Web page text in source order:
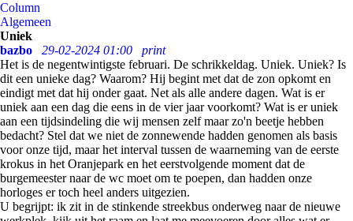
Column
Algemeen
Uniek
bazbo
29-02-2024 01:00
print
Het is de negentwintigste februari. De schrikkeldag. Uniek. Uniek? Is
dit een unieke dag? Waarom? Hij begint met dat de zon opkomt en
eindigt met dat hij onder gaat. Net als alle andere dagen. Wat is er
uniek aan een dag die eens in de vier jaar voorkomt? Wat is er uniek
aan een tijdsindeling die wij mensen zelf maar zo'n beetje hebben
bedacht? Stel dat we niet de zonnewende hadden genomen als basis
voor onze tijd, maar het interval tussen de waarneming van de eerste
krokus in het Oranjepark en het eerstvolgende moment dat de
burgemeester naar de wc moet om te poepen, dan hadden onze
horloges er toch heel anders uitgezien.
U begrijpt: ik zit in de stinkende streekbus onderweg naar de nieuwe